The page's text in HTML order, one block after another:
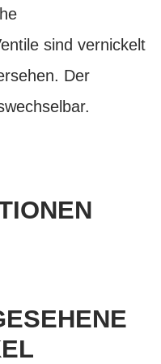
sind vernickelt
Der